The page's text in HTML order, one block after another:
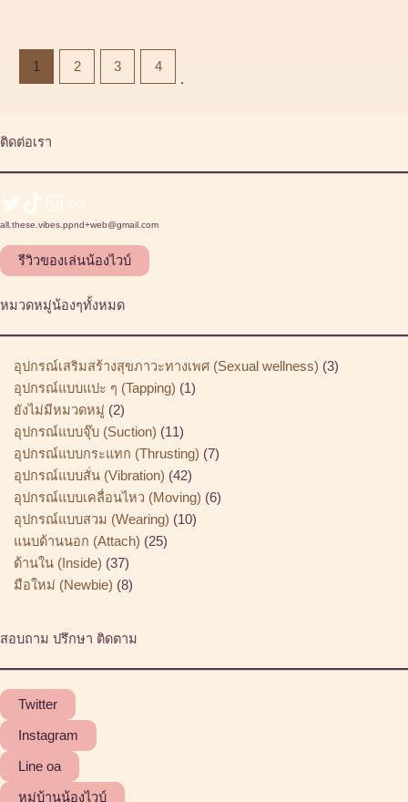
1 2 3 4
ติดต่อเรา
all.these.vibes.ppnd+web@gmail.com
รีวิวของเล่นน้องไวบ์
หมวดหมู่น้องๆทั้งหมด
อุปกรณ์เสริมสร้างสุขภาวะทางเพศ (Sexual wellness) 3
อุปกรณ์แบบแปะ ๆ (Tapping) 1
ยังไม่มีหมวดหมู่ 2
อุปกรณ์แบบจุ๊บ (Suction) 11
อุปกรณ์แบบกระแทก (Thrusting) 7
อุปกรณ์แบบสั่น (Vibration) 42
อุปกรณ์แบบเคลื่อนไหว (Moving) 6
อุปกรณ์แบบสวม (Wearing) 10
แนบด้านนอก (Attach) 25
ด้านใน (Inside) 37
มือใหม่ (Newbie) 8
สอบถาม ปรึกษา ติดตาม
Twitter
Instagram
Line oa
หมู่บ้านน้องไวบ์